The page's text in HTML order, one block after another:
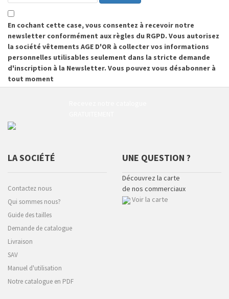
En cochant cette case, vous consentez à recevoir notre
newsletter conformément aux règles du RGPD. Vous autorisez
la société vêtements AGE D'OR à collecter vos informations
personnelles utilisables seulement dans la stricte demande
d'inscription à la Newsletter. Vous pouvez vous désabonner à
tout moment
LA SOCIÉTÉ
Contactez nous
Qui sommes nous?
Guide des tailles
Demande de catalogue
Livraison
SAV
Manuel d'utilisation
Notre catalogue en PDF
UNE QUESTION ?
Découvrez la carte
de nos commerciaux
Voir la carte